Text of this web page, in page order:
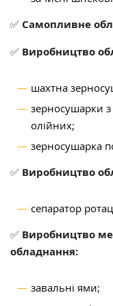
✅ Самопливне
✅ Виробництво
шахтна
зерносушарки
олійних;
зерносушарка
✅ Виробництво
сепаратор
✅ Виробництво
обладнання:
завальні ями;